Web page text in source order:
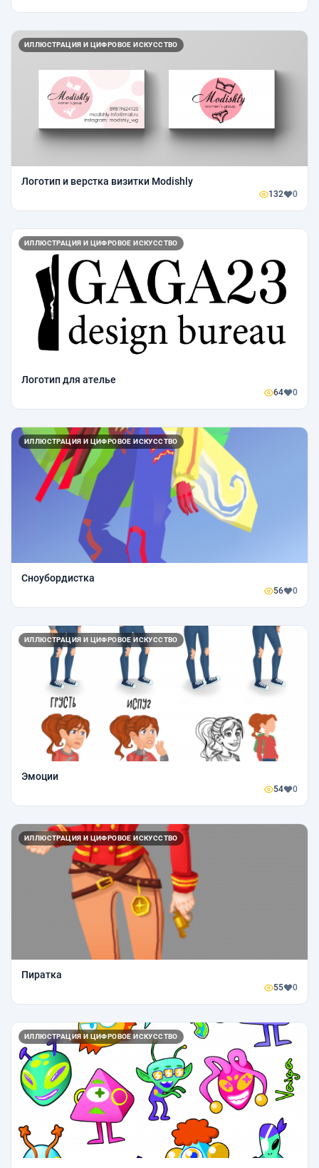
ИЛЛЮСТРАЦИЯ И ЦИФРОВОЕ ИСКУССТВО
Логотип и верстка визитки Modishly
132 0
ИЛЛЮСТРАЦИЯ И ЦИФРОВОЕ ИСКУССТВО
Логотип для ателье
64 0
ИЛЛЮСТРАЦИЯ И ЦИФРОВОЕ ИСКУССТВО
Сноубордистка
56 0
ИЛЛЮСТРАЦИЯ И ЦИФРОВОЕ ИСКУССТВО
Эмоции
54 0
ИЛЛЮСТРАЦИЯ И ЦИФРОВОЕ ИСКУССТВО
Пиратка
55 0
ИЛЛЮСТРАЦИЯ И ЦИФРОВОЕ ИСКУССТВО